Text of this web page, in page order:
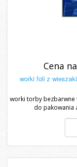
Cena
worki foli z
worki torby bezbarwne
do pakowania